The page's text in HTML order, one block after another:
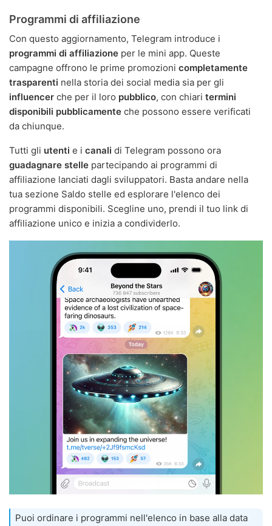
Programmi di affiliazione
Con questo aggiornamento, Telegram introduce i
programmi di affiliazione per le mini app. Queste
campagne offrono le prime promozioni completamente
trasparenti nella storia dei social media sia per gli
influencer che per il loro pubblico, con chiari termini
disponibili pubblicamente che possono essere verificati
da chiunque.
Tutti gli utenti e i canali di Telegram possono ora
guadagnare stelle partecipando ai programmi di
affiliazione lanciati dagli sviluppatori. Basta andare nella
tua sezione Saldo stelle ed esplorare l'elenco dei
programmi disponibili. Scegline uno, prendi il tuo link di
affiliazione unico e inizia a condividerlo.
Puoi ordinare i programmi nell'elenco in base alla data